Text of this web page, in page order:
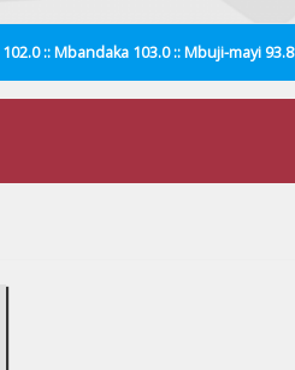
:: Mbandaka 103.0 :: Mbuji-mayi 93.8